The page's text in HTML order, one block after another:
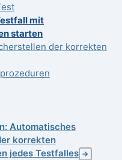
mit
starten
der korrekten
Automatisches
korrekten
jedes Testfalles →